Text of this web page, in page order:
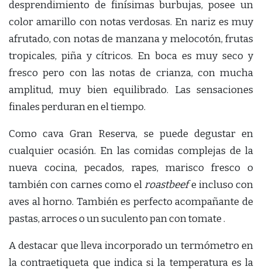
desprendimiento de finísimas burbujas, posee un
color amarillo con notas verdosas. En nariz es muy
afrutado, con notas de manzana y melocotón, frutas
tropicales, piña y cítricos. En boca es muy seco y
fresco pero con las notas de crianza, con mucha
amplitud, muy bien equilibrado. Las sensaciones
finales perduran en el tiempo.
Como cava Gran Reserva, se puede degustar en
cualquier ocasión. En las comidas complejas de la
nueva cocina, pecados, rapes, marisco fresco o
también con carnes como elroastbeefe incluso con
aves al horno. También es perfecto acompañante de
pastas, arroces o un suculento pan con tomate .
A destacar que lleva incorporado un termómetro en
la contraetiqueta que indica si la temperatura es la